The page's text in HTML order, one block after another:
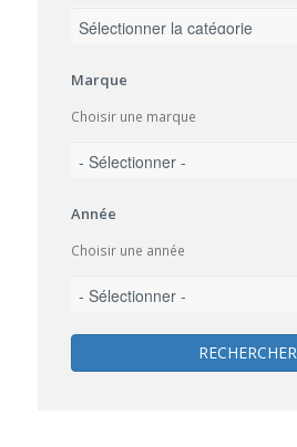
Marque
Choisir une marque
Année
Choisir une année
RECHERCHER